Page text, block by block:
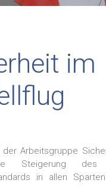
im
der Arbeitsgruppe
Steigerung des
in allen